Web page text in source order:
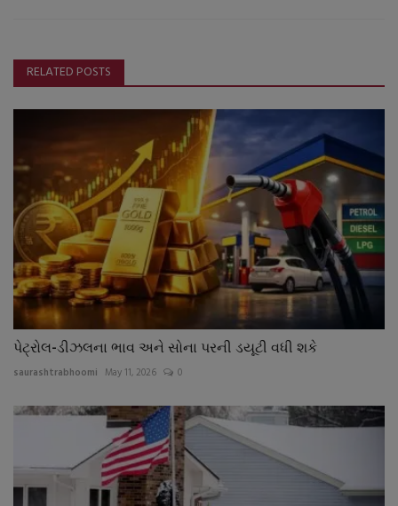
RELATED POSTS
પેટ્રોલ-ડીઝલના ભાવ અને સોના પરની ડયૂટી વધી શકે
saurashtrabhoomi May 11, 2026 0